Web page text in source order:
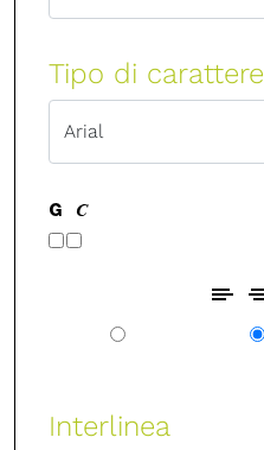
Tipo di carattere
Interlinea